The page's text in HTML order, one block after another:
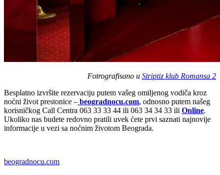
Fotrografisano u Striptiz klub Romansa 2
Besplatno izvršite rezervaciju putem vašeg omiljenog vodiča kroz
noćni život prestonice – beogradnocu.com, odnosno putem našeg
korisničkog Call Centra 063 33 33 44 ili 063 34 34 33 ili Online.
Ukoliko nas budete redovno pratili uvek ćete prvi saznati najnovije
informacije u vezi sa noćnim životom Beograda.
beogradnocu.com